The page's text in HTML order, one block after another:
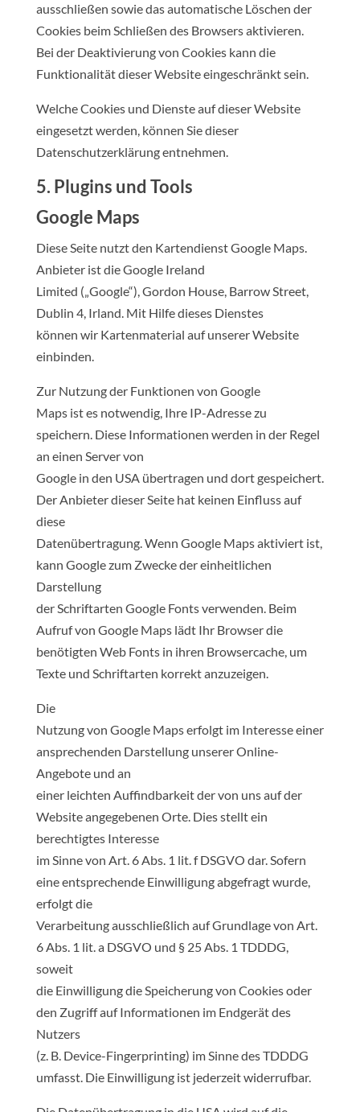
ausschließen sowie das automatische Löschen der
Cookies beim Schließen des Browsers aktivieren.
Bei der Deaktivierung von Cookies kann die
Funktionalität dieser Website eingeschränkt sein.
Welche Cookies und Dienste auf dieser Website
eingesetzt werden, können Sie dieser
Datenschutzerklärung entnehmen.
5. Plugins und Tools
Google Maps
Diese Seite nutzt den Kartendienst Google Maps.
Anbieter ist die Google Ireland
Limited („Google“), Gordon House, Barrow Street,
Dublin 4, Irland. Mit Hilfe dieses Dienstes
können wir Kartenmaterial auf unserer Website
einbinden.
Zur Nutzung der Funktionen von Google
Maps ist es notwendig, Ihre IP-Adresse zu
speichern. Diese Informationen werden in der Regel
an einen Server von
Google in den USA übertragen und dort gespeichert.
Der Anbieter dieser Seite hat keinen Einfluss auf
diese
Datenübertragung. Wenn Google Maps aktiviert ist,
kann Google zum Zwecke der einheitlichen
Darstellung
der Schriftarten Google Fonts verwenden. Beim
Aufruf von Google Maps lädt Ihr Browser die
benötigten Web Fonts in ihren Browsercache, um
Texte und Schriftarten korrekt anzuzeigen.
Die
Nutzung von Google Maps erfolgt im Interesse einer
ansprechenden Darstellung unserer Online-
Angebote und an
einer leichten Auffindbarkeit der von uns auf der
Website angegebenen Orte. Dies stellt ein
berechtigtes Interesse
im Sinne von Art. 6 Abs. 1 lit. f DSGVO dar. Sofern
eine entsprechende Einwilligung abgefragt wurde,
erfolgt die
Verarbeitung ausschließlich auf Grundlage von Art.
6 Abs. 1 lit. a DSGVO und § 25 Abs. 1 TDDDG,
soweit
die Einwilligung die Speicherung von Cookies oder
den Zugriff auf Informationen im Endgerät des
Nutzers
(z. B. Device-Fingerprinting) im Sinne des TDDDG
umfasst. Die Einwilligung ist jederzeit widerrufbar.